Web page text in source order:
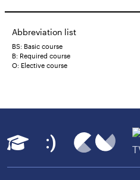
Abbreviation list
BS: Basic course
B: Required course
O: Elective course